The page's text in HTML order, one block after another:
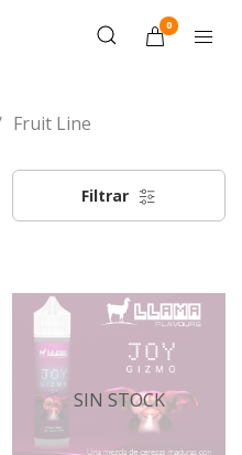
0
Fruit Line
Filtrar
SIN STOCK